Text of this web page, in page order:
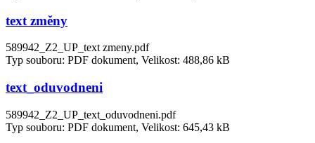
text změny
589942_Z2_UP_text zmeny.pdf
Typ souboru: PDF dokument, Velikost: 488,86 kB
text_oduvodneni
589942_Z2_UP_text_oduvodneni.pdf
Typ souboru: PDF dokument, Velikost: 645,43 kB